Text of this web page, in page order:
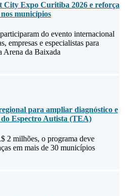
City Expo Curitiba 2026 e reforça
municípios
do evento internacional
empresas e especialistas para
Arena da Baixada
para ampliar diagnóstico e
Espectro Autista (TEA)
2 milhões, o programa deve
em mais de 30 municípios